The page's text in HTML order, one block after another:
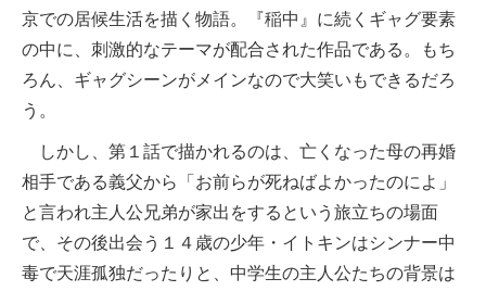
京での居候生活を描く物語。『稲中』に続くギャグ要素
の中に、刺激的なテーマが配合された作品である。もち
ろん、ギャグシーンがメインなので大笑いもできるだろ
う。
しかし、第１話で描かれるのは、亡くなった母の再婚
相手である義父から「お前らが死ねばよかったのによ」
と言われ主人公兄弟が家出をするという旅立ちの場面
で、その後出会う１４歳の少年・イトキンはシンナー中
毒で天涯孤独だったりと、中学生の主人公たちの背景は